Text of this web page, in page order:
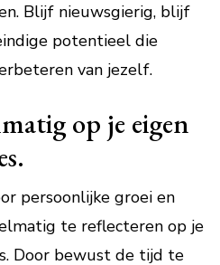
Blijf nieuwsgierig, blijf
potentieel die
van jezelf.
op je eigen
persoonlijke groei en
te reflecteren op je
Door bewust de tijd te